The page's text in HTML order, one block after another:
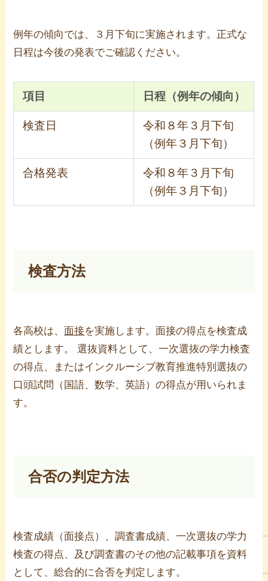
例年の傾向では、３月下旬に実施されます。正式な
日程は今後の発表でご確認ください。
項目 日程（例年の傾向）
検査日
令和８年３月下旬
（例年３月下旬）
合格発表
令和８年３月下旬
（例年３月下旬）
検査方法
各高校は、面接を実施します。面接の得点を検査成
績とします。 選抜資料として、一次選抜の学力検査
の得点、またはインクルーシブ教育推進特別選抜の
口頭試問（国語、数学、英語）の得点が用いられま
す。
合否の判定方法
検査成績（面接点）、調査書成績、一次選抜の学力
検査の得点、及び調査書のその他の記載事項を資料
として、総合的に合否を判定します。